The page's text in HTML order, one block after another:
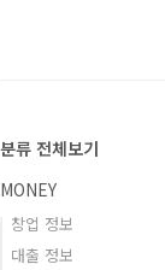
분류 전체보기
MONEY
창업 정보
대출 정보